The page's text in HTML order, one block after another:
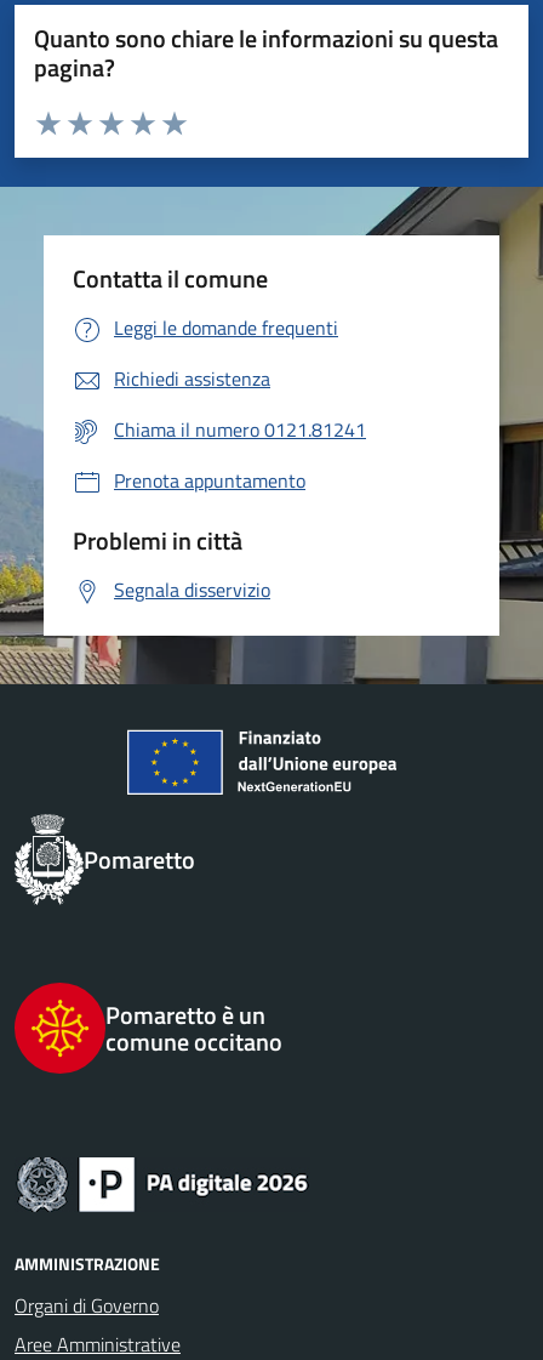
Quanto sono chiare le informazioni su questa
pagina?
Valuta da 1 a 5 stelle la pagina
Valuta 5 stelle su 5
Valuta 4 stelle su 5
Valuta 3 stelle su 5
Valuta 2 stelle su 5
Valuta 1 stelle su 5
Contatta il comune
Leggi le domande frequenti
Richiedi assistenza
Chiama il numero 0121.81241
Prenota appuntamento
Problemi in città
Segnala disservizio
Pomaretto
Pomaretto è un
comune occitano
AMMINISTRAZIONE
Organi di Governo
Aree Amministrative